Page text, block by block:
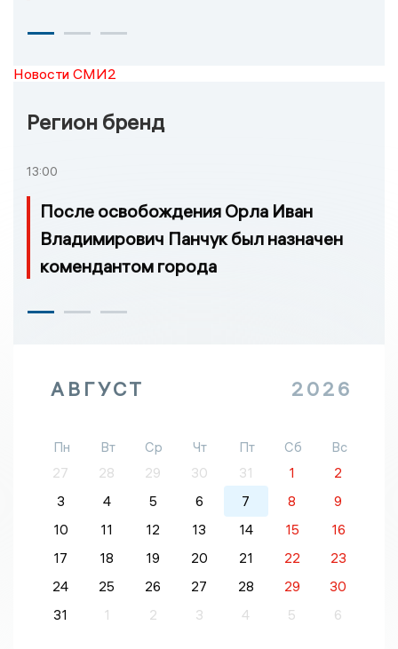
Новости СМИ2
Регион бренд
13:00
После освобождения Орла Иван
Владимирович Панчук был назначен
комендантом города
АВГУСТ 2026
Пн Вт Ср Чт Пт Сб
Вс
27
28 29 30 31 1
2
3
4 5 6 7 8
9
10
11 12 13 14 15
16
17
18 19 20 21 22
23
24
25 26 27 28 29
30
31
1 2 3 4 5 6